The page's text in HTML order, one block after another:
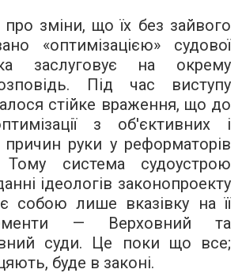
зміни, що їх без зайвого
«оптимізацією» судової
заслуговує на окрему
Під час виступу
стійке враження, що до
з об'єктивних і
причин руки у реформаторів
система судоустрою
ідеологів законопроекту
собою лише вказівку на ​​її
— Верховний та
суди. Це поки що все;
буде в законі.